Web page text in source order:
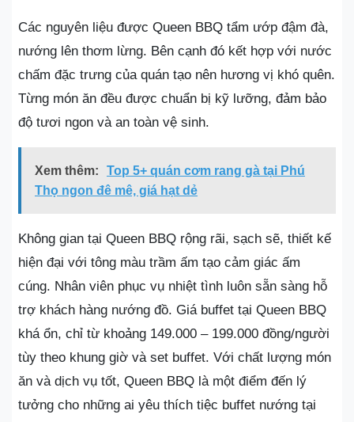
Các nguyên liệu được Queen BBQ tẩm ướp đậm đà,
nướng lên thơm lừng. Bên cạnh đó kết hợp với nước
chấm đặc trưng của quán tạo nên hương vị khó quên.
Từng món ăn đều được chuẩn bị kỹ lưỡng, đảm bảo
độ tươi ngon và an toàn vệ sinh.
Xem thêm:
Top 5+ quán cơm rang gà tại Phú
Thọ ngon đê mê, giá hạt dẻ
Không gian tại Queen BBQ rộng rãi, sạch sẽ, thiết kế
hiện đại với tông màu trầm ấm tạo cảm giác ấm
cúng. Nhân viên phục vụ nhiệt tình luôn sẵn sàng hỗ
trợ khách hàng nướng đồ. Giá buffet tại Queen BBQ
khá ổn, chỉ từ khoảng 149.000 – 199.000 đồng/người
tùy theo khung giờ và set buffet. Với chất lượng món
ăn và dịch vụ tốt, Queen BBQ là một điểm đến lý
tưởng cho những ai yêu thích tiệc buffet nướng tại